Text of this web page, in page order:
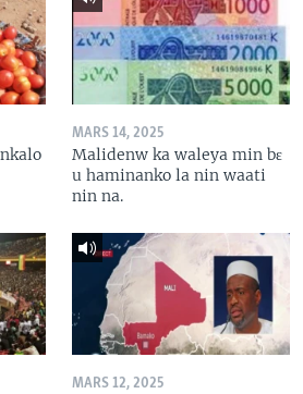
MARS 14, 2025
Malidenw ka waleya min bɛ
u haminanko la nin waati
nin na.
MARS 12, 2025